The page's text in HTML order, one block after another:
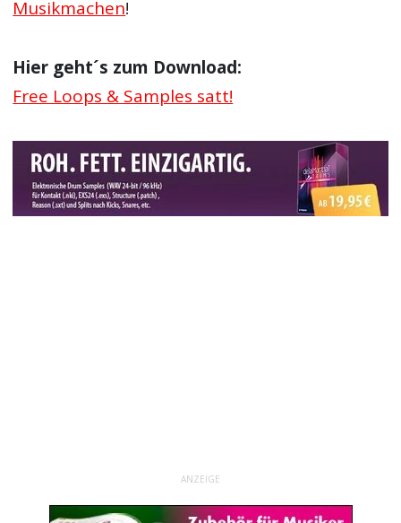
Musikmachen!
Hier geht´s zum Download:
Free Loops & Samples satt!
ANZEIGE